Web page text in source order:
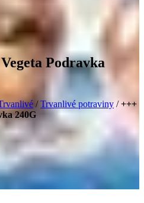
Podravka
/Trvanlivé potraviny /+++
240G